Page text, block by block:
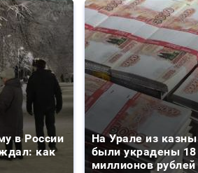
в России
как
На Урале из казны
были украдены 18
миллионов рублей